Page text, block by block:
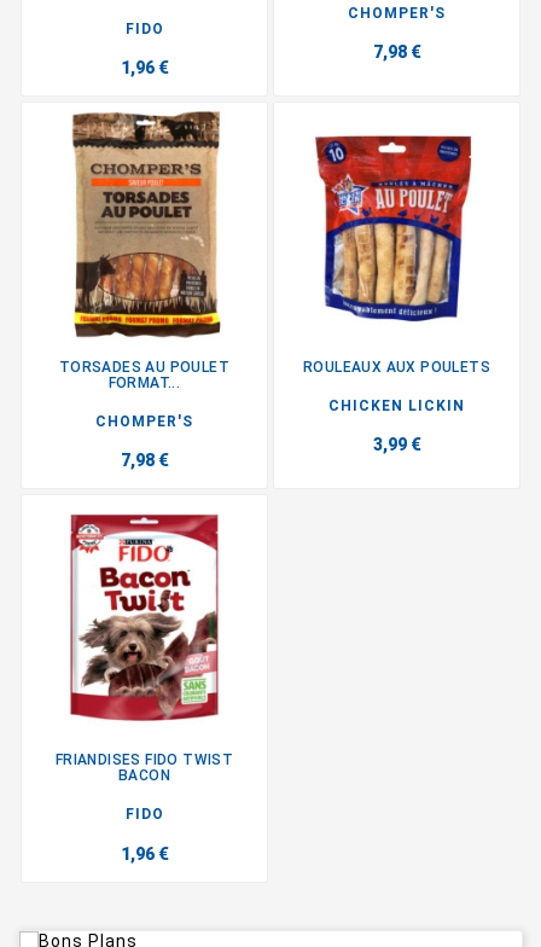
FIDO
1,96 €
CHOMPER'S
7,98 €
TORSADES AU POULET
FORMAT...
CHOMPER'S
7,98 €
ROULEAUX AUX POULETS
CHICKEN LICKIN
3,99 €
FRIANDISES FIDO TWIST
BACON
FIDO
1,96 €